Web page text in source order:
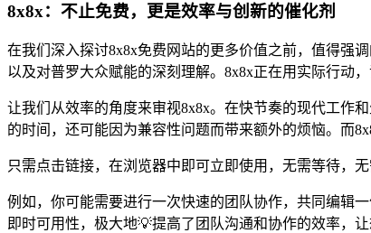
8x8x：不止免费，更是效率与创新的催化剂
在我们深入探讨8x8x免费网站的更多价值之前，值得强
以及对普罗大众赋能的深刻理解。8x8x正在用实际行动
让我们从效率的角度来审视8x8x。在快节奏的现代工作
的时间，还可能因为兼容性问题而带来额外的烦恼。而
只需点击链接，在浏览器中即可立即使用，无需等待，
例如，你可能需要进行一次快速的团队协作，共同编辑
即时可用性，极大地💡提高了团队沟通和协作的效率，